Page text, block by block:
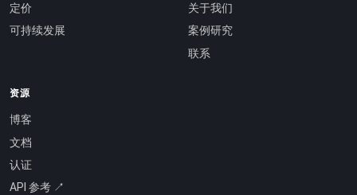
定价
可持续发展
关于我们
案例研究
联系
资源
博客
文档
认证
API 参考 ↗